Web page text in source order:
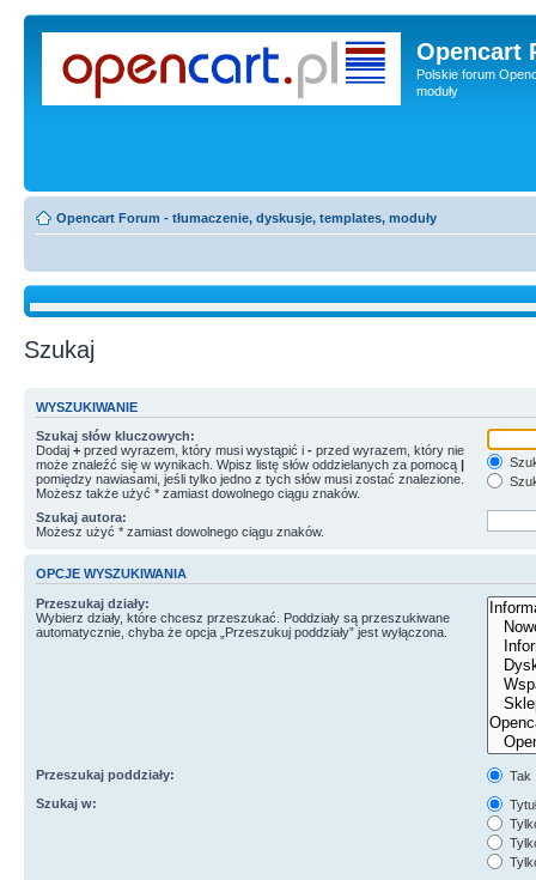
Opencart
Polskie forum
moduły
Opencart Forum - tłumaczenie, dyskusje, templates, moduły
Szukaj
WYSZUKIWANIE
Szukaj słów kluczowych:
Dodaj + przed wyrazem, który musi wystąpić i - przed wyrazem, który nie
może znaleźć się w wynikach. Wpisz listę słów oddzielanych za pomocą |
pomiędzy nawiasami, jeśli tylko jedno z tych słów musi zostać znalezione.
Możesz także użyć * zamiast dowolnego ciągu znaków.
Szukaj autora:
Możesz użyć * zamiast dowolnego ciągu znaków.
OPCJE WYSZUKIWANIA
Przeszukaj działy:
Wybierz działy, które chcesz przeszukać. Poddziały są przeszukiwane
automatycznie, chyba że opcja „Przeszukuj poddziały” jest wyłączona.
Przeszukaj poddziały:
Tak
Szukaj w: